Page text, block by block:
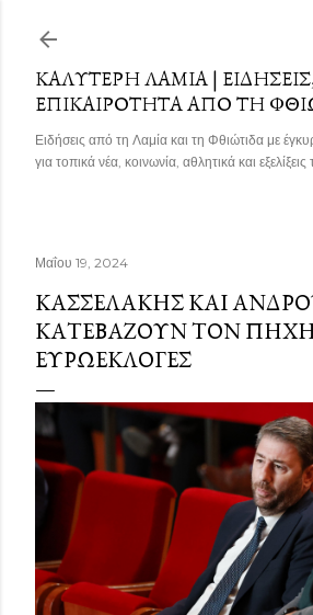
ΚΑΛΎΤΕΡΗ ΛΑΜΊΑ |
ΕΠΙΚΑΙΡΌΤΗΤΑ ΑΠΌ ΤΗ
Ειδήσεις από τη Λαμία και τη Φθιώτιδα με
για τοπικά νέα, κοινωνία, αθλητικά και
Μαΐου 19, 2024
ΚΑΣΣΕΛΆΚΗΣ ΚΑΙ
ΚΑΤΕΒΆΖΟΥΝ ΤΟΝ ΠΉΧΗ
ΕΥΡΩΕΚΛΟΓΈΣ